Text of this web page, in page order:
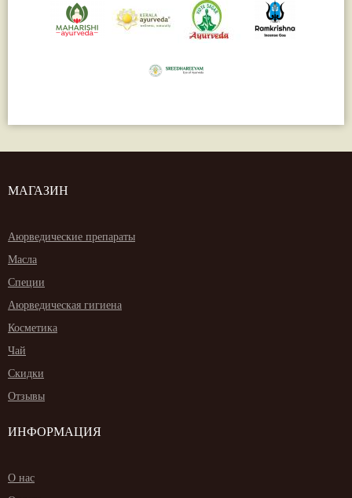
МАГАЗИН
Аюрведические препараты
Масла
Специи
Аюрведическая гигиена
Косметика
Чай
Скидки
Отзывы
ИНФОРМАЦИЯ
О нас